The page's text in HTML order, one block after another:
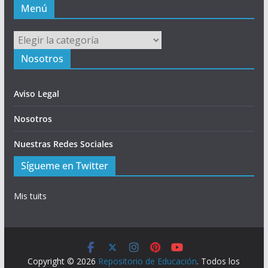
Menú
Menú
Nosotros
Aviso Legal
Nosotros
Nuestras Redes Sociales
Sígueme en Twitter
Mis tuits
Copyright © 2026 Repositorio de Educación. Todos los